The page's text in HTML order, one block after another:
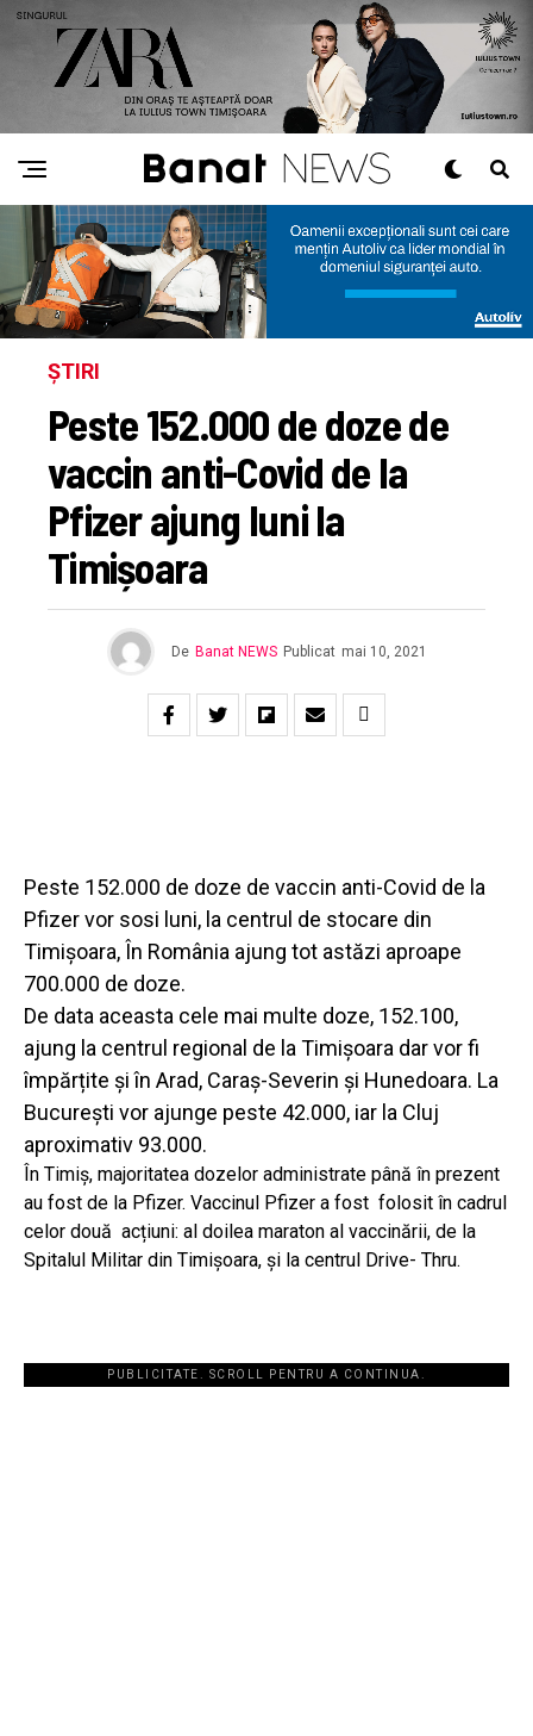
ȘTIRI
Peste 152.000 de doze de
vaccin anti-Covid de la
Pfizer ajung luni la
Timișoara
De Banat NEWS Publicat mai 10, 2021
Peste 152.000 de doze de vaccin anti-Covid de la
Pfizer vor sosi luni, la centrul de stocare din
Timișoara, În România ajung tot astăzi aproape
700.000 de doze.
De data aceasta cele mai multe doze, 152.100,
ajung la centrul regional de la Timișoara dar vor fi
împărțite și în Arad, Caraș-Severin și Hunedoara. La
București vor ajunge peste 42.000, iar la Cluj
aproximativ 93.000.
În Timiș, majoritatea dozelor administrate până în prezent
au fost de la Pfizer. Vaccinul Pfizer a fost folosit în cadrul
celor două acțiuni: al doilea maraton al vaccinării, de la
Spitalul Militar din Timișoara, și la centrul Drive- Thru.
PUBLICITATE. SCROLL PENTRU A CONTINUA.